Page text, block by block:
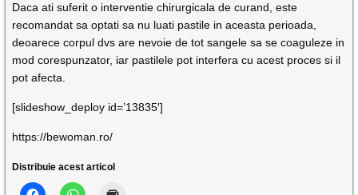
Daca ati suferit o interventie chirurgicala de curand, este
recomandat sa optati sa nu luati pastile in aceasta perioada,
deoarece corpul dvs are nevoie de tot sangele sa se coaguleze in
mod corespunzator, iar pastilele pot interfera cu acest proces si il
pot afecta.
[slideshow_deploy id=’13835′]
https://bewoman.ro/
Distribuie acest articol